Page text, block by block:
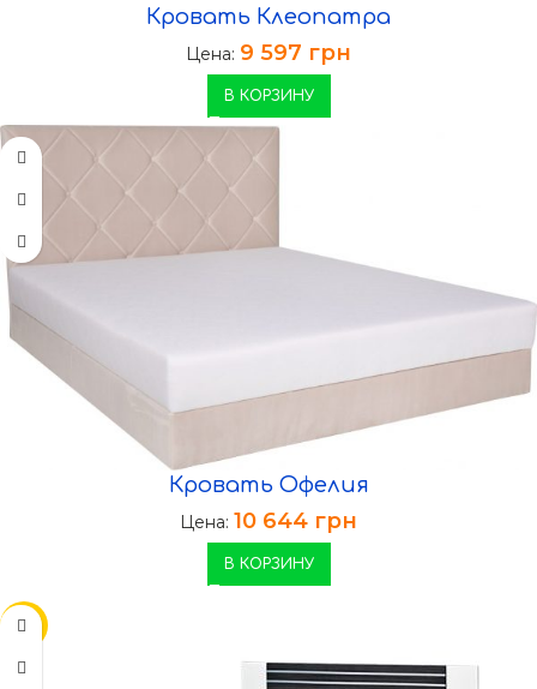
Кровать Клеопатра
Цена: 9 597 грн
В КОРЗИНУ
Кровать Офелия
Цена: 10 644 грн
В КОРЗИНУ
-11%